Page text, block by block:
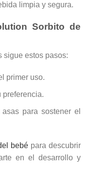
limpia y segura.
Sorbito de
sigue estos pasos:
primer uso.
preferencia.
para sostener el
bebé para descubrir
en el desarrollo y